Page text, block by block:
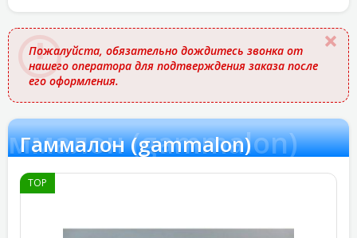
названию
Пожалуйста, обязательно дождитесь звонка от
нашего оператора для подтверждения заказа после
его оформления.
(gammalon)
Гаммалон (gammalon)
TOP